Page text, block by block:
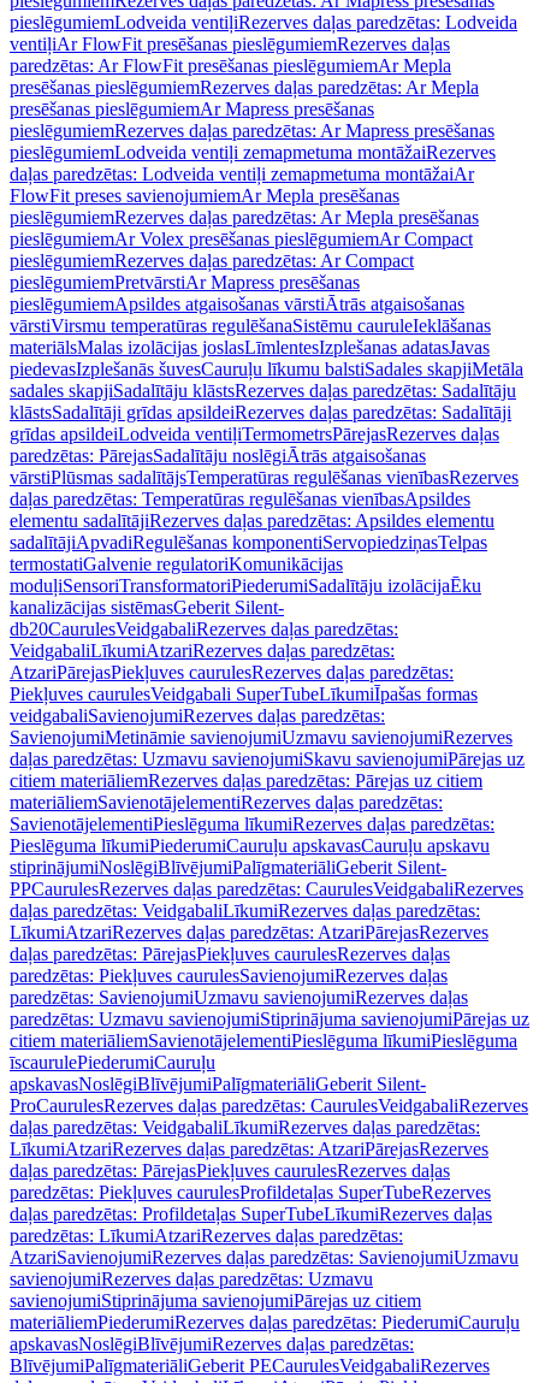
pieslēgumiemLodveida ventiļiRezerves daļas paredzētas: Lodveida
ventiļiAr FlowFit presēšanas pieslēgumiemRezerves daļas
paredzētas: Ar FlowFit presēšanas pieslēgumiemAr Mepla
presēšanas pieslēgumiemRezerves daļas paredzētas: Ar Mepla
presēšanas pieslēgumiemAr Mapress presēšanas
pieslēgumiemRezerves daļas paredzētas: Ar Mapress presēšanas
pieslēgumiemLodveida ventiļi zemapmetuma montāžaiRezerves
daļas paredzētas: Lodveida ventiļi zemapmetuma montāžaiAr
FlowFit preses savienojumiemAr Mepla presēšanas
pieslēgumiemRezerves daļas paredzētas: Ar Mepla presēšanas
pieslēgumiemAr Volex presēšanas pieslēgumiemAr Compact
pieslēgumiemRezerves daļas paredzētas: Ar Compact
pieslēgumiemPretvārstiAr Mapress presēšanas
pieslēgumiemApsildes atgaisošanas vārstiĀtrās atgaisošanas
vārstiVirsmu temperatūras regulēšanaSistēmu cauruleIeklāšanas
materiālsMalas izolācijas joslasLīmlentesIzplešanas adatasJavas
piedevasIzplešanās šuvesCauruļu līkumu balstiSadales skapjiMetāla
sadales skapjiSadalītāju klāstsRezerves daļas paredzētas: Sadalītāju
klāstsSadalītāji grīdas apsildeiRezerves daļas paredzētas: Sadalītāji
grīdas apsildeiLodveida ventiļiTermometrsPārejasRezerves daļas
paredzētas: PārejasSadalītāju noslēgiĀtrās atgaisošanas
vārstiPlūsmas sadalītājsTemperatūras regulēšanas vienībasRezerves
daļas paredzētas: Temperatūras regulēšanas vienībasApsildes
elementu sadalītājiRezerves daļas paredzētas: Apsildes elementu
sadalītājiApvadiRegulēšanas komponentiServopiedziņasTelpas
termostatiGalvenie regulatoriKomunikācijas
moduļiSensoriTransformatoriPiederumiSadalītāju izolācijaĒku
kanalizācijas sistēmasGeberit Silent-
db20CaurulesVeidgabaliRezerves daļas paredzētas:
VeidgabaliLīkumiAtzariRezerves daļas paredzētas:
AtzariPārejasPiekļuves caurulesRezerves daļas paredzētas:
Piekļuves caurulesVeidgabali SuperTubeLīkumiĪpašas formas
veidgabaliSavienojumiRezerves daļas paredzētas:
SavienojumiMetināmie savienojumiUzmavu savienojumiRezerves
daļas paredzētas: Uzmavu savienojumiSkavu savienojumiPārejas uz
citiem materiāliemRezerves daļas paredzētas: Pārejas uz citiem
materiāliemSavienotājelementiRezerves daļas paredzētas:
SavienotājelementiPieslēguma līkumiRezerves daļas paredzētas:
Pieslēguma līkumiPiederumiCauruļu apskavasCauruļu apskavu
stiprinājumiNoslēgiBlīvējumiPalīgmateriāliGeberit Silent-
PPCaurulesRezerves daļas paredzētas: CaurulesVeidgabaliRezerves
daļas paredzētas: VeidgabaliLīkumiRezerves daļas paredzētas:
LīkumiAtzariRezerves daļas paredzētas: AtzariPārejasRezerves
daļas paredzētas: PārejasPiekļuves caurulesRezerves daļas
paredzētas: Piekļuves caurulesSavienojumiRezerves daļas
paredzētas: SavienojumiUzmavu savienojumiRezerves daļas
paredzētas: Uzmavu savienojumiStiprinājuma savienojumiPārejas uz
citiem materiāliemSavienotājelementiPieslēguma līkumiPieslēguma
īscaurulePiederumiCauruļu
apskavasNoslēgiBlīvējumiPalīgmateriāliGeberit Silent-
ProCaurulesRezerves daļas paredzētas: CaurulesVeidgabaliRezerves
daļas paredzētas: VeidgabaliLīkumiRezerves daļas paredzētas:
LīkumiAtzariRezerves daļas paredzētas: AtzariPārejasRezerves
daļas paredzētas: PārejasPiekļuves caurulesRezerves daļas
paredzētas: Piekļuves caurulesProfildetaļas SuperTubeRezerves
daļas paredzētas: Profildetaļas SuperTubeLīkumiRezerves daļas
paredzētas: LīkumiAtzariRezerves daļas paredzētas:
AtzariSavienojumiRezerves daļas paredzētas: SavienojumiUzmavu
savienojumiRezerves daļas paredzētas: Uzmavu
savienojumiStiprinājuma savienojumiPārejas uz citiem
materiāliemPiederumiRezerves daļas paredzētas: PiederumiCauruļu
apskavasNoslēgiBlīvējumiRezerves daļas paredzētas:
BlīvējumiPalīgmateriāliGeberit PECaurulesVeidgabaliRezerves